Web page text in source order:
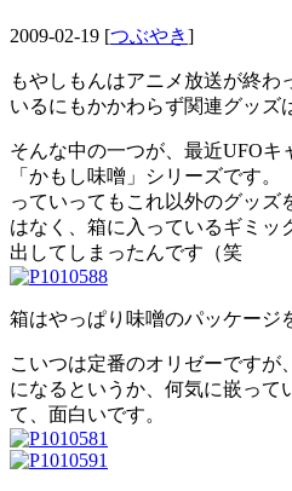
2009-02-19 [つぶやき]
もやしもんはアニメ放送が終わ
いるにもかかわらず関連グッズ
そんな中の一つが、最近UFOキ
「かもし味噌」シリーズです。
っていってもこれ以外のグッズ
はなく、箱に入っているギミッ
出してしまったんです（笑
箱はやっぱり味噌のパッケージ
こいつは定番のオリゼーですが
になるというか、何気に嵌って
て、面白いです。